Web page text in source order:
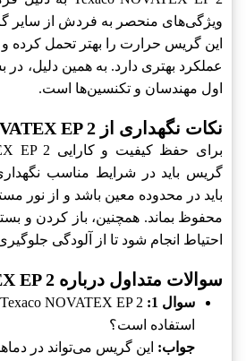
ویژگی‌های منحصر به فردش از سایر
این گریس حرارت را بهتر تحمل
عملکرد بهتری دارد. به همین دلیل، در
اول مهندسان و تکنسین‌ها است.
نکات نگهداری از Texaco NOVATEX EP 2
گریس باید در شرایط مناسب
باید در محدوده معین باشد و از نور
محفوظ بماند. همچنین، باز کردن و
احتیاط انجام شود تا از آلودگی
سوالات متداول درباره Texaco NOVATEX EP 2
سوال 1:
استفاده است؟
جواب: این گریس می‌تواند در